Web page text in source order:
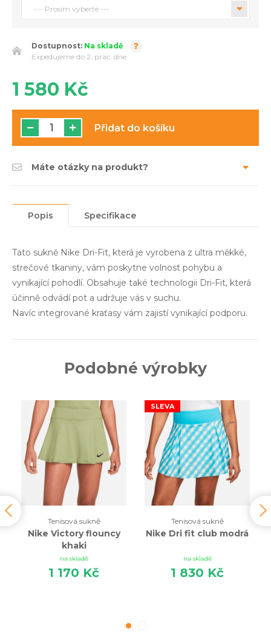
--- Prosím vyberte ---
Dostupnost: Na skladě
Expedujeme do 2. prac. dne
1 580 Kč
Přidat do košíku
Máte otázky na produkt?
Popis Specifikace
Tato sukně Nike Dri-Fit, která je vyrobena z ultra měkké,
strečové tkaniny, vám poskytne volnost pohybu a
vynikající pohodlí. Obsahuje také technologii Dri-Fit, která
účinně odvádí pot a udržuje vás v suchu.
Navíc integrované kraťasy vám zajistí vynikající podporu.
Podobné výrobky
Tenisová sukně
Nike Victory flouncy
khaki
na skladě
1 170 Kč
SLEVA
Tenisová sukně
Nike Dri fit club modrá
na skladě
1 830 Kč